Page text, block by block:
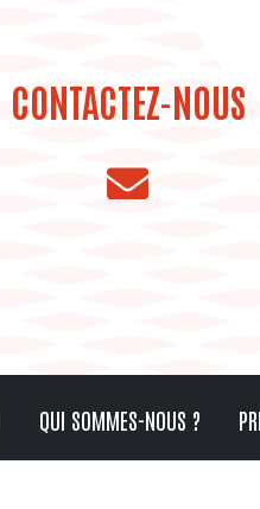
CONTACTEZ-NOUS
QUI SOMMES-NOUS ?